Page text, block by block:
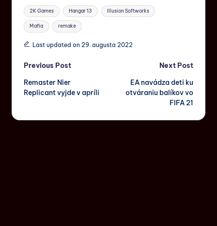
2K Games Hangar 13 Illusion Softworks
Mafia remake
Last updated on 29. augusta 2022
Previous Post
Remaster Nier
Replicant vyjde v apríli
Next Post
EA navádza deti ku
otváraniu balíkov vo
FIFA 21